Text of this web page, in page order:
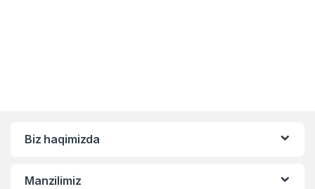
Biz haqimizda
Manzilimiz